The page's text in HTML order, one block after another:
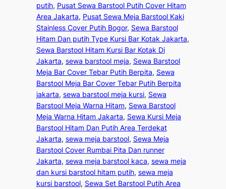
putih, Pusat Sewa Barstool Putih Cover Hitam
Area Jakarta, Pusat Sewa Meja Barstool Kaki
Stainless Cover Putih Bogor, Sewa Barstool
Hitam Dan putih Type Kursi Bar Kotak Jakarta
Sewa Barstool Hitam Kursi Bar Kotak Di
Jakarta, sewa barstool meja, Sewa Barstool
Meja Bar Cover Tebar Putih Berpita, Sewa
Barstool Meja Bar Cover Tebar Putih Berpita
jakarta, sewa barstool meja kursi, Sewa
Barstool Meja Warna Hitam, Sewa Barstool
Meja Warna Hitam Jakarta, Sewa Kursi Meja
Barstool Hitam Dan Putih Area Terdekat
Jakarta, sewa meja barstool, Sewa Meja
Barstool Cover Rumbai Pita Dan runner
Jakarta, sewa meja barstool kaca, sewa meja
dan kursi barstool hitam putih, sewa meja
kursi barstool, Sewa Set Barstool Putih Area